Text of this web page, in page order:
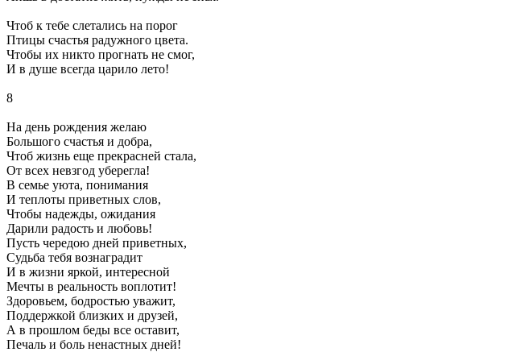
Чтоб к тебе слетались на порог
Птицы счастья радужного цвета.
Чтобы их никто прогнать не смог,
И в душе всегда царило лето!
8
На день рождения желаю
Большого счастья и добра,
Чтоб жизнь еще прекрасней стала,
От всех невзгод уберегла!
В семье уюта, понимания
И теплоты приветных слов,
Чтобы надежды, ожидания
Дарили радость и любовь!
Пусть чередою дней приветных,
Судьба тебя вознаградит
И в жизни яркой, интересной
Мечты в реальность воплотит!
Здоровьем, бодростью уважит,
Поддержкой близких и друзей,
А в прошлом беды все оставит,
Печаль и боль ненастных дней!